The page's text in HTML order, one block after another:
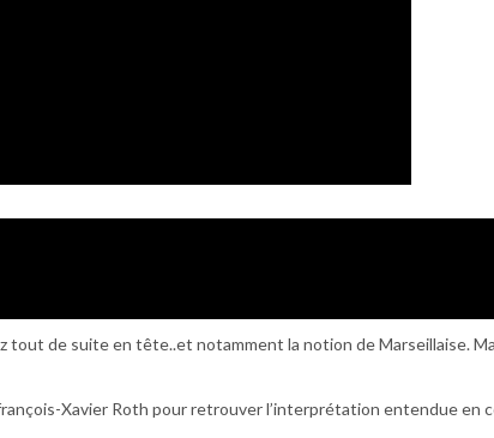
tout de suite en tête..et notamment la notion de Marseillaise.
Xavier Roth pour retrouver l’interprétation entendue en